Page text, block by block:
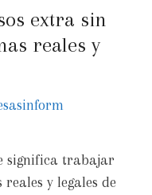
extra sin
reales y
significa trabajar
y legales de